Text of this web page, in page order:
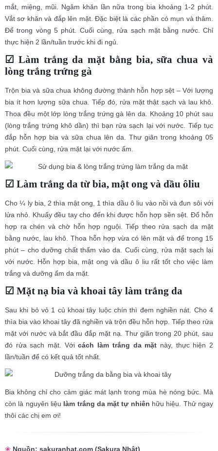
mắt, miệng, mũi. Ngâm khăn lần nữa trong bia khoảng 1-2 phút.
Vắt sơ khăn và đắp lên mặt. Đặc biệt là các phần có mụn và thâm.
Để trong vòng 5 phút. Cuối cùng, rửa sạch mặt bằng nước. Chỉ
thực hiện 2 lần/tuần trước khi đi ngủ.
☑ Làm trắng da mặt bằng bia, sữa chua và
lòng trắng trứng gà
Trộn bia và sữa chua không đường thành hỗn hợp sệt – Với lượng
bia ít hơn lượng sữa chua. Tiếp đó, rửa mặt thật sạch và lau khô.
Thoa đều một lớp lòng trắng trứng gà lên da. Khoảng 10 phút sau
(lòng trắng trứng khô dần) thì bạn rửa sạch lại với nước. Tiếp tục
đắp hỗn hợp bia và sữa chua lên da. Thư giãn trong khoảng 05
phút. Cuối cùng, rửa mặt lại với nước ấm.
☑ Làm trắng da từ bia, mật ong và dầu ôliu
Cho ¼ ly bia, 2 thìa mật ong, 1 thìa dầu ô liu vào nồi và đun sôi với
lửa nhỏ. Khuấy đều tay cho đến khi được hỗn hợp sền sệt. Đổ hỗn
hợp ra chén và chờ hỗn hợp nguội. Tiếp theo rửa sạch da mặt
bằng nước, lau khô. Thoa hỗn hợp vừa có lên mặt và để trong 15
phút – cho dưỡng chất thấm vào da. Cuối cùng, rửa mặt sạch lại
với nước. Hỗn hợp bia, mật ong và dầu ô liu rất tốt cho việc làm
trắng và dưỡng ẩm da mặt.
☑ Mặt nạ bia và khoai tây làm trắng da
Sau khi bỏ vỏ 1 củ khoai tây luộc chín thì đem nghiền nát. Cho 4
thìa bia vào khoai tây đã nghiền và trộn đều hỗn hợp. Tiếp theo rửa
mặt với nước và bắt đầu đắp mặt nạ. Thư giãn trong 20 phút, sau
đó rửa sạch mặt. Vớicách làm trắng da mặt này, thực hiện 2
lần/tuần để có kết quả tốt nhất.
Bia không chỉ cho cảm giác mát lạnh trong mùa hè nóng bức. Mà
còn là nguyên liệu làm trắng da mặt tự nhiên hữu hiệu. Thử ngay
thôi các chị em ơi!
❀ Nguồn: sakuranhat.com (Sakura Nhật)